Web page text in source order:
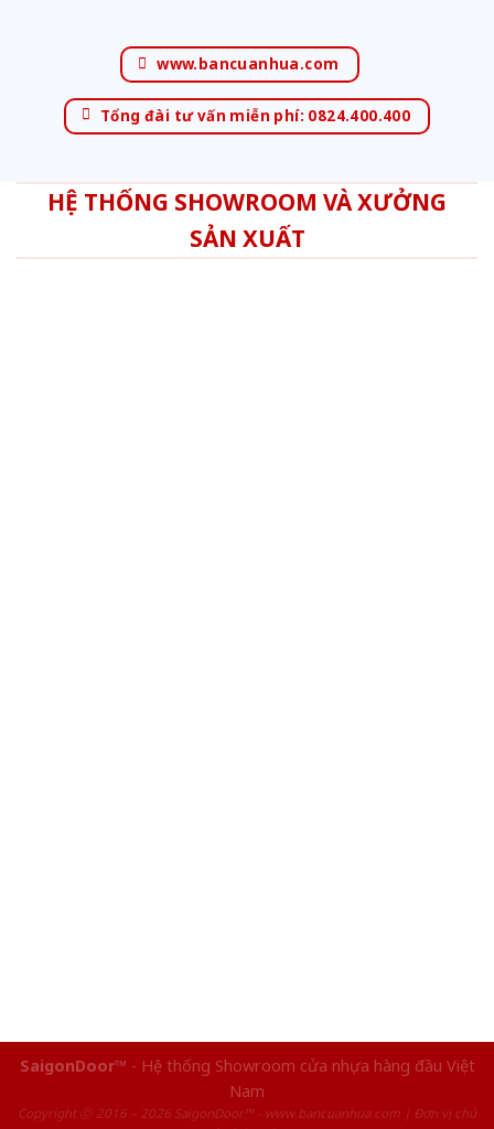
www.bancuanhua.com
Tổng đài tư vấn miễn phí: 0824.400.400
HỆ THỐNG SHOWROOM VÀ XƯỞNG
SẢN XUẤT
SaigonDoor™ - Hệ thống Showroom cửa nhựa hàng đầu Việt
Nam
Copyright ⓒ 2016 – 2026 SaigonDoor™ - www.bancuanhua.com | Đơn vị chủ